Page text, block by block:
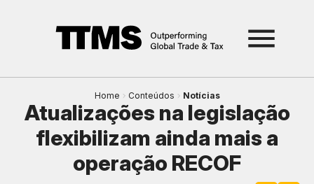
Home Conteúdos Notícias
Atualizações na legislação
flexibilizam ainda mais a
operação RECOF